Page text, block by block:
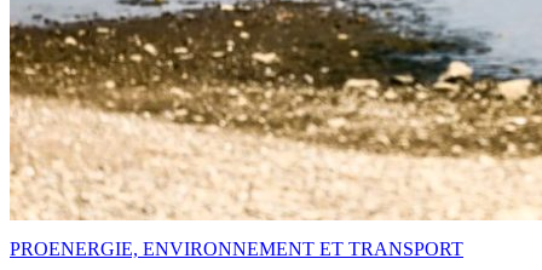
PROENERGIE, ENVIRONNEMENT ET TRANSPORT